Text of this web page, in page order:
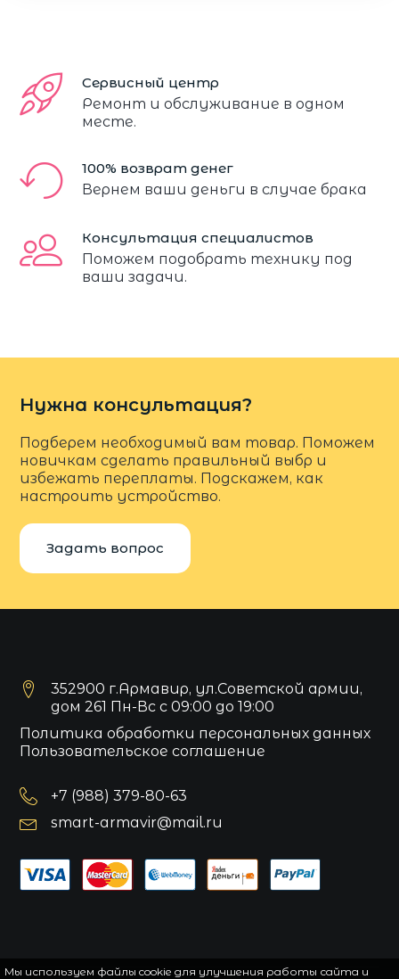
Сервисный центр
Ремонт и обслуживание в одном
месте.
100% возврат денег
Вернем ваши деньги в случае брака
Консультация специалистов
Поможем подобрать технику под
ваши задачи.
Нужна консультация?
Подберем необходимый вам товар. Поможем
новичкам сделать правильный выбр и
избежать переплаты. Подскажем, как
настроить устройство.
Задать вопрос
352900 г.Армавир, ул.Советской армии,
дом 261 Пн-Вс с 09:00 до 19:00
Политика обработки персональных данных
Пользовательское соглашение
+7 (988) 379-80-63
smart-armavir@mail.ru
Мы используем файлы cookie для улучшения работы сайта и